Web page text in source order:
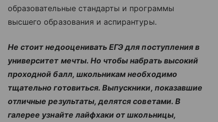
образовательные стандарты и программы
высшего образования и аспирантуры.
Не стоит недооценивать ЕГЭ для поступления в
университет мечты. Но чтобы набрать высокий
проходной балл, школьникам необходимо
тщательно готовиться. Выпускники, показавшие
отличные результаты, делятся советами. В
галерее узнайте лайфхаки от школьницы,